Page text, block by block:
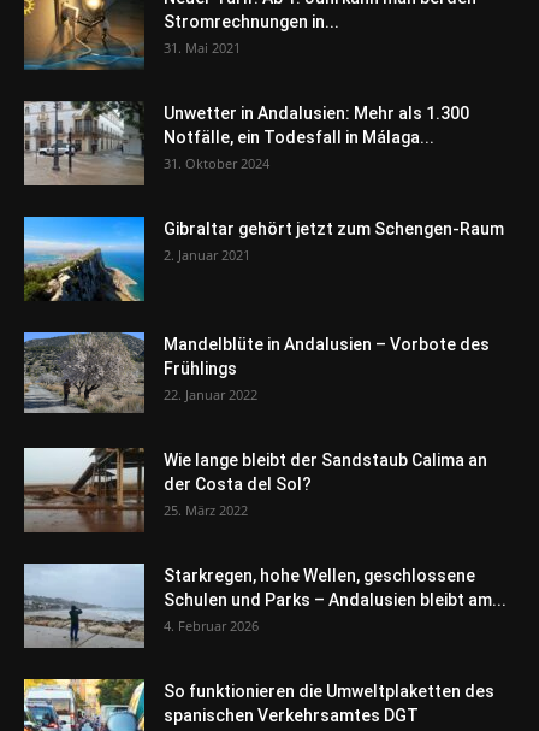
Stromrechnungen in...
31. Mai 2021
Unwetter in Andalusien: Mehr als 1.300
Notfälle, ein Todesfall in Málaga...
31. Oktober 2024
Gibraltar gehört jetzt zum Schengen-Raum
2. Januar 2021
Mandelblüte in Andalusien – Vorbote des
Frühlings
22. Januar 2022
Wie lange bleibt der Sandstaub Calima an
der Costa del Sol?
25. März 2022
Starkregen, hohe Wellen, geschlossene
Schulen und Parks – Andalusien bleibt am...
4. Februar 2026
So funktionieren die Umweltplaketten des
spanischen Verkehrsamtes DGT